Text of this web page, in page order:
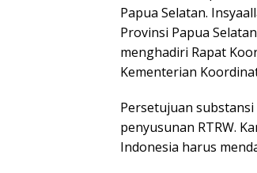
Papua Selatan.
Provinsi Papua
menghadiri Rapat
Kementerian
Persetujuan
penyusunan RTRW.
Indonesia harus